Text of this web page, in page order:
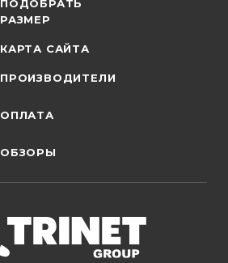
ПОДОБРАТЬ
РАЗМЕР
КАРТА САЙТА
ПРОИЗВОДИТЕЛИ
ОПЛАТА
ОБЗОРЫ